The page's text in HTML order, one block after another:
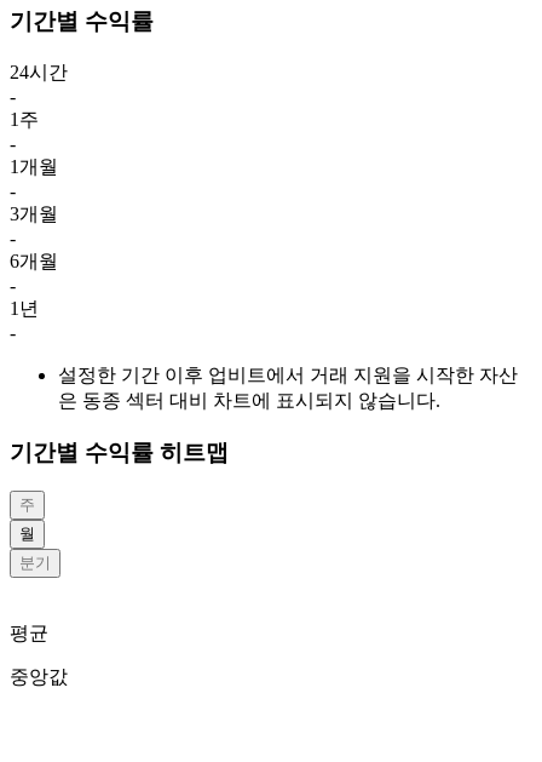
기간별 수익률
24시간
-
1주
-
1개월
-
3개월
-
6개월
-
1년
-
설정한 기간 이후 업비트에서 거래 지원을 시작한 자산
은 동종 섹터 대비 차트에 표시되지 않습니다.
기간별 수익률 히트맵
주
월
분기
평균
중앙값